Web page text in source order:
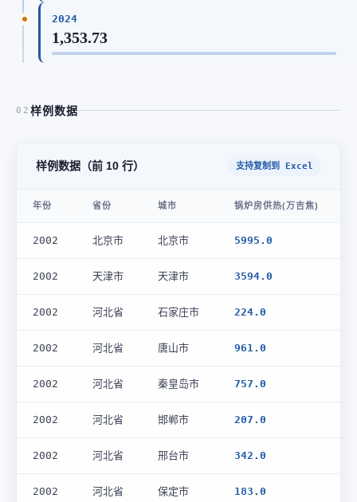
2024
1,353.73
02 样例数据
样例数据（前 10 行） 支持复制到 Excel
年份 省份 城市 锅炉房供热(万吉焦)
2002 北京市 北京市 5995.0
2002 天津市 天津市 3594.0
2002 河北省 石家庄市 224.0
2002 河北省 唐山市 961.0
2002 河北省 秦皇岛市 757.0
2002 河北省 邯郸市 207.0
2002 河北省 邢台市 342.0
2002 河北省 保定市 183.0